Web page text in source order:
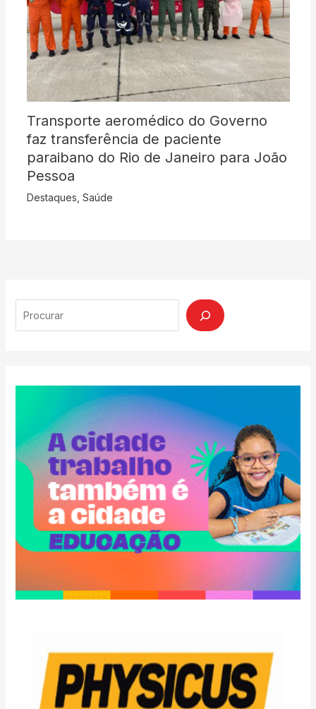
Transporte aeromédico do Governo
faz transferência de paciente
paraibano do Rio de Janeiro para João
Pessoa
Destaques Saúde